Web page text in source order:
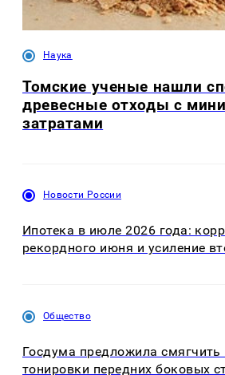
Наука
Томские ученые нашли
древесные отходы с
затратами
Новости России
Ипотека в июле 2026 года:
рекордного июня и усиление
Общество
Госдума предложила
тонировки передних боковых